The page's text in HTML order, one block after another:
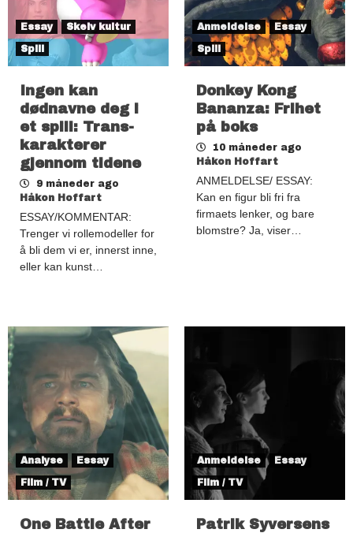
Essay
Skeiv kultur
Spill
Ingen kan
dødnavne deg i
et spill: Trans-
karakterer
gjennom tidene
9 måneder ago
Håkon Hoffart
ESSAY/KOMMENTAR:
Trenger vi rollemodeller for
å bli dem vi er, innerst inne,
eller kan kunst…
Anmeldelse
Essay
Spill
Donkey Kong
Bananza: Frihet
på boks
10 måneder ago
Håkon Hoffart
ANMELDELSE/ ESSAY:
Kan en figur bli fri fra
firmaets lenker, og bare
blomstre? Ja, viser…
Analyse
Essay
Film / TV
One Battle After
Anmeldelse
Essay
Film / TV
Patrik Syversens